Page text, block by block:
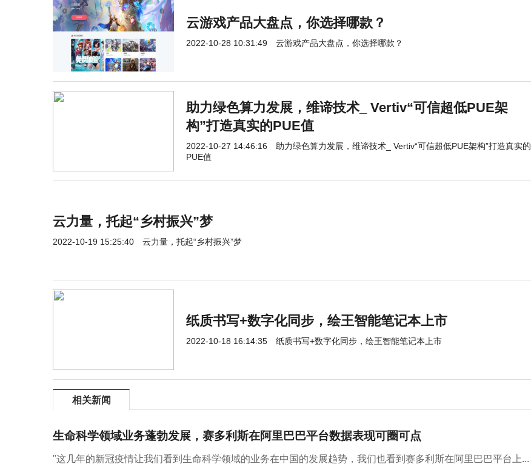
云游戏产品大盘点，你选择哪款？
2022-10-28 10:31:49 云游戏产品大盘点，你选择哪款？
助力绿色算力发展，维谛技术_ Vertiv“可信超低PUE架
构”打造真实的PUE值
2022-10-27 14:46:16
助力绿色算力发展，维谛技术_ Vertiv“可信超低PUE架构”打造真实的
PUE值
云力量，托起“乡村振兴”梦
2022-10-19 15:25:40 云力量，托起“乡村振兴”梦
纸质书写+数字化同步，绘王智能笔记本上市
2022-10-18 16:14:35 纸质书写+数字化同步，绘王智能笔记本上市
相关新闻
生命科学领域业务蓬勃发展，赛多利斯在阿里巴巴平台数据表现可圈可点
"这几年的新冠疫情让我们看到生命科学领域的业务在中国的发展趋势，我们也看到赛多利斯在阿里巴巴平台上...